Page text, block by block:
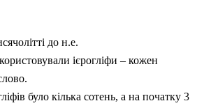
до н.е.
ієрогліфи – кожен
було кілька сотень, а на початку 3